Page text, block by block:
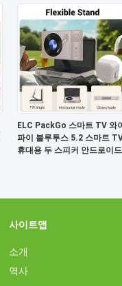
ELC PackGo 스마트 TV 와이
파이 블루투스 5.2 스마트
휴대용 두 스피커 안드로이드
사이트맵
소개
역사